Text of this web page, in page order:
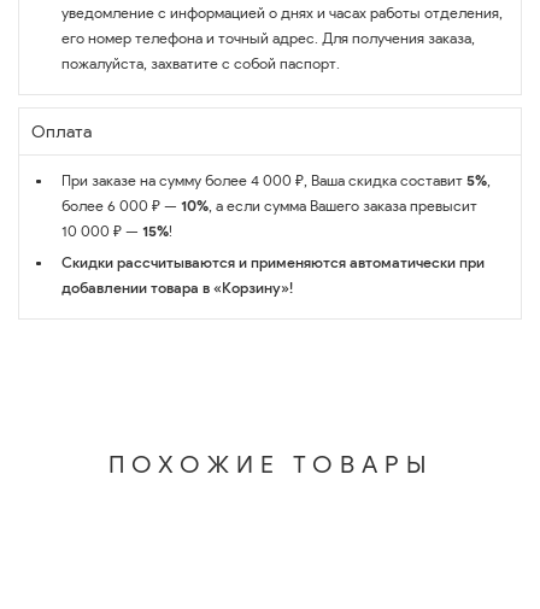
уведомление с информацией о днях и часах работы отделения,
его номер телефона и точный адрес. Для получения заказа,
пожалуйста, захватите с собой паспорт.
Оплата
При заказе на сумму более 4 000 ₽, Ваша скидка составит 5%,
более 6 000 ₽ — 10%, а если сумма Вашего заказа превысит
10 000 ₽ — 15%!
Скидки рассчитываются и применяются автоматически при
добавлении товара в «Корзину»!
ПОХОЖИЕ ТОВАРЫ